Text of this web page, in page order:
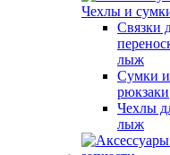
Чехлы и
Связки
лыж
Сумки и
рюкзаки
Чехлы
лыж